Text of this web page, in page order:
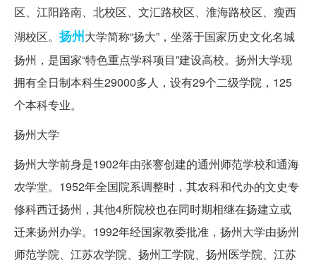
区、江阳路南、北校区、文汇路校区、淮海路校区、瘦西
湖校区。 扬州大学简称“扬大”，坐落于国家历史文化名城
扬州，是国家“特色重点学科项目”建设高校。扬州大学现
拥有全日制本科生29000多人，设有29个二级学院，125
个本科专业。
扬州大学
扬州大学前身是1902年由张謇创建的通州师范学校和通海
农学堂。1952年全国院系调整时，其农科和代办的文史专
修科西迁扬州，其他4所院校也在同时期相继在扬建立或
迁来扬州办学。1992年经国家教委批准，扬州大学由扬州
师范学院、江苏农学院、扬州工学院、扬州医学院、江苏